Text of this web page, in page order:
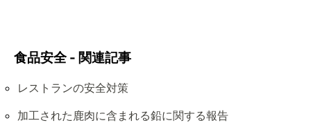
食品安全 - 関連記事
レストランの安全対策
加工された鹿肉に含まれる鉛に関する報告